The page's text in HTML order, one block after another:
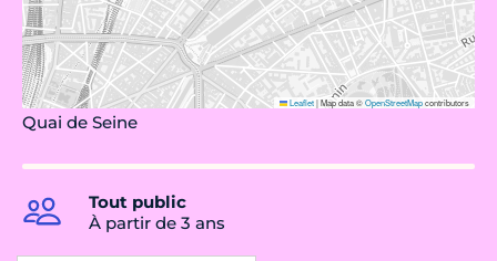
Leaflet|Map data ©OpenStreetMapcontributors
Quai de Seine
Tout public
À partir de 3 ans